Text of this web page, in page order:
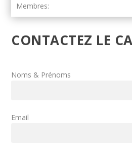
Membres:
CONTACTEZ LE
Noms & Prénoms
Email